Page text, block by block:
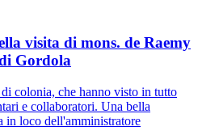
visita di mons. de Raemy
Gordola
colonia, che hanno visto in tutto
e collaboratori. Una bella
in loco dell'amministratore